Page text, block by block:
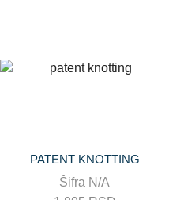
PATENT KNOTTING
Šifra N/A